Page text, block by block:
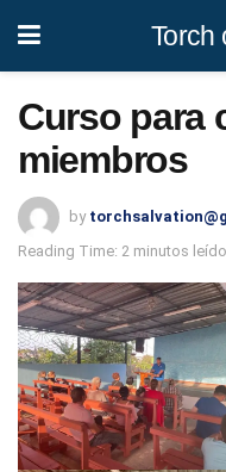
Torch
Curso para
miembros
by
Reading Time: 2 minutos